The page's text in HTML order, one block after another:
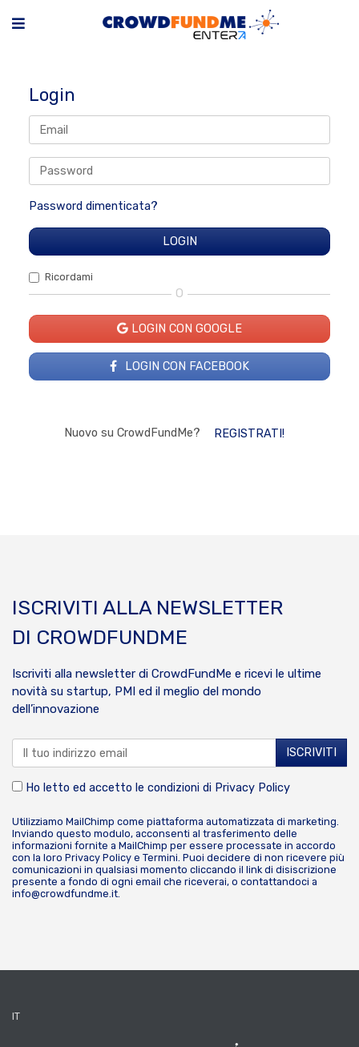
Login
Password dimenticata?
Ricordami
O
LOGIN CON GOOGLE
LOGIN CON FACEBOOK
Nuovo su CrowdFundMe? REGISTRATI!
ISCRIVITI ALLA NEWSLETTER
DI CROWDFUNDME
Iscriviti alla newsletter di CrowdFundMe e ricevi le ultime
novità su startup, PMI ed il meglio del mondo
dell’innovazione
Ho letto ed accetto le condizioni di Privacy Policy
Utilizziamo MailChimp come piattaforma automatizzata di marketing.
Inviando questo modulo, acconsenti al trasferimento delle
informazioni fornite a MailChimp per essere processate in accordo
con la loro Privacy Policy e Termini. Puoi decidere di non ricevere più
comunicazioni in qualsiasi momento cliccando il link di disiscrizione
presente a fondo di ogni email che riceverai, o contattandoci a
info@crowdfundme.it.
IT